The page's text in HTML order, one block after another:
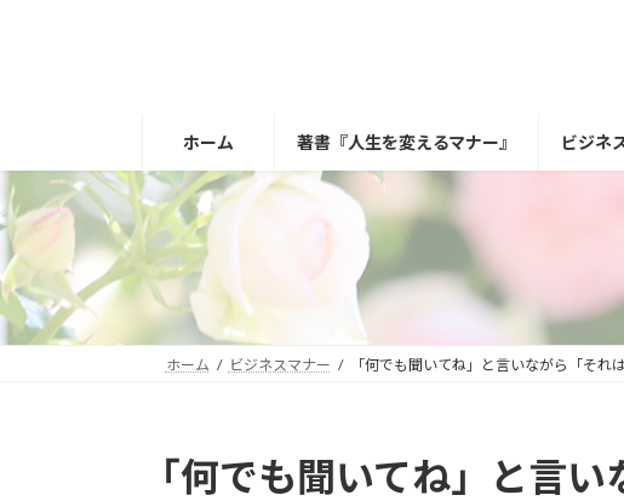
ス
キ
ッ
プ
ン
に
移
動
ホーム 著書『人生を変えるマナー』 ビジネ
ホーム ビジネスマナー 「何でも聞いてね」と言いながら「そ
「何でも聞いてね」と言